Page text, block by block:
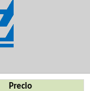
Precio